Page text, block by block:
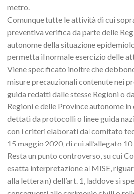
metro.
Comunque tutte le attività di cui
preventiva verifica da parte delle
autonome della situazione
permetta il normale esercizio delle
Viene specificato inoltre che
misure precauzionali contenute nei
guida redatti dalle stesse Regioni o
Regioni e delle Province autonome
dettati da protocolli o linee guida
con i criteri elaborati dal comitato
15 maggio 2020, di cui all’allegato
Resta un punto controverso, su cui
esatta interpretazione al MISE,
alla lettera n) dell’art. 1, laddove si